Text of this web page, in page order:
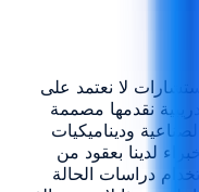
لا نعتمد على
نقدمها مصممة
وديناميكيات
لدينا بعقود من
دراسات الحالة